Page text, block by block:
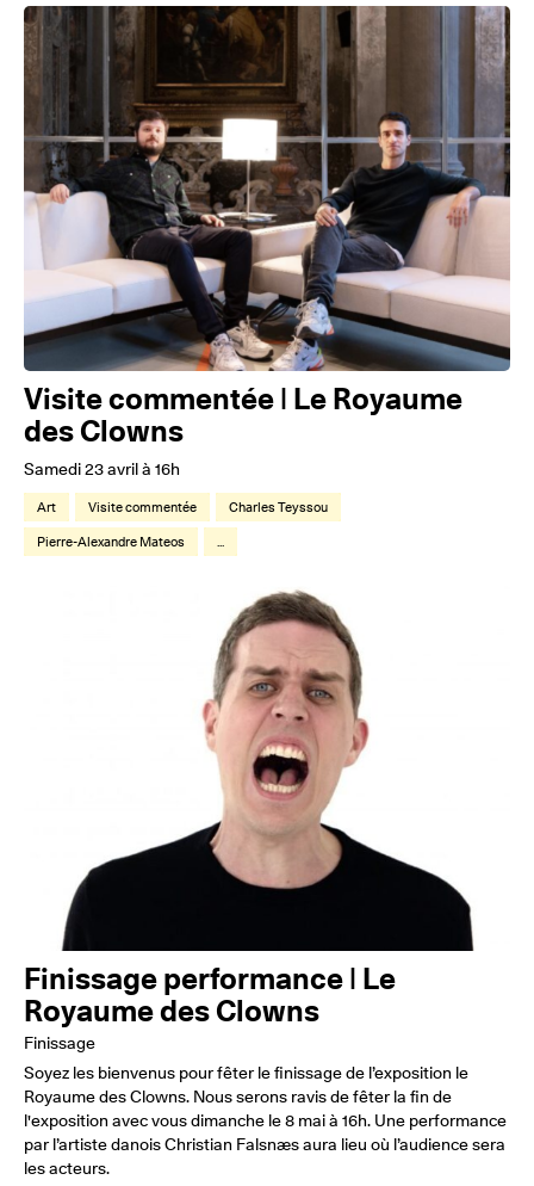
Visite commentée | Le Royaume
des Clowns
Samedi 23 avril à 16h
Art Visite commentée
Charles Teyssou
Pierre-Alexandre Mateos
...
Finissage performance | Le
Royaume des Clowns
Finissage
Soyez les bienvenus pour fêter le finissage de l’exposition le
Royaume des Clowns. Nous serons ravis de fêter la fin de
l'exposition avec vous dimanche le 8 mai à 16h. Une performance
par l’artiste danois Christian Falsnæs aura lieu où l’audience sera
les acteurs.